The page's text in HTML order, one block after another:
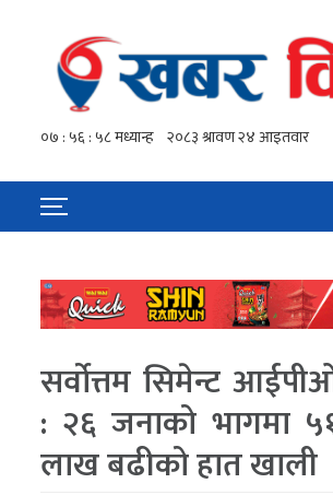
सर्वोत्तम सिमेन्ट
: २६ जनाको भागमा
लाख बढीको हात खाली